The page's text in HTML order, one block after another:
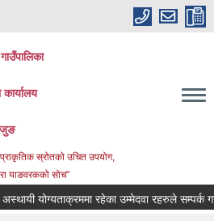
कार्यालय
स्रोतको उचित उपयोग,
याङवरकको सोच"
योग्यताक्रममा रहेका उम्मेदवा रहरुले सम्पर्क गर्ने